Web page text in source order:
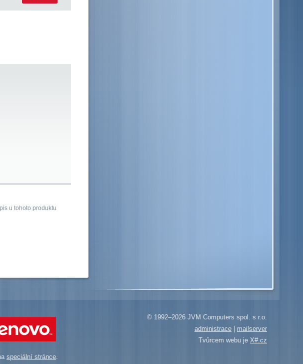
u tohoto produktu
© 1992–2026 JVM Computers spol. s r.o.
administrace
mailserver
Tvůrcem webu je X#.cz
speciální stránce.